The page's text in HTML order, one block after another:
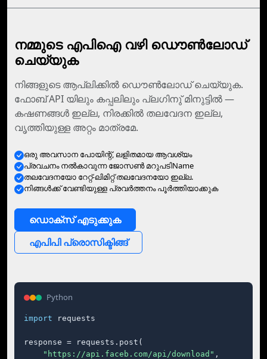
നമ്മുടെ എപിഐ വഴി ഡൌണ്‍ലോഡ്‌
ചെയ്യുക
നിങ്ങളുടെ ആപ്ലിക്കില്‍ ഡൌണ്‍ലോഡ് ചെയ്യുക.
ഫോബ് API യിലും കപ്പലിലും പ്ലഗിനു് മിനുട്ടില്‍ —
കഷണങ്ങള്‍ ഇല്ല, നിരക്കില്‍ തലവേദന ഇല്ല,
വൃത്തിയുള്ള അറ്റം മാത്രമേ.
ഒരു അവസാന പോയിന്റ്, ലളിതമായ ആവശ്യം
പ്രവചനം നല്‍കാവുന്ന ജോസണ്‍ മറുപടിName
തലവേദനയോ റേറ്റ്-ലിമിറ്റ് തലവേദനയോ ഇല്ല.
നിങ്ങള്‍ക്ക് വേണ്ടിയുള്ള പ്രവര്‍ത്തനം പൂര്‍ത്തിയാക്കുക
ഡൊക്‌സ്‌ എടുക്കുക
എപിപി പ്രൊസിക്ടിങ്ങ്
Python
import requests
response = requests.post(
"https://api.faceb.com/api/download" ,